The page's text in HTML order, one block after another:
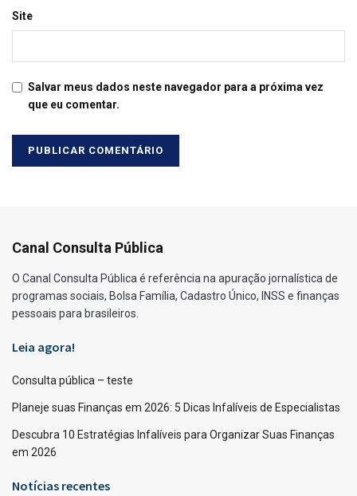
Site
Salvar meus dados neste navegador para a próxima vez
que eu comentar.
Canal Consulta Pública
O Canal Consulta Pública é referência na apuração jornalística de
programas sociais, Bolsa Família, Cadastro Único, INSS e finanças
pessoais para brasileiros.
Leia agora!
Consulta pública – teste
Planeje suas Finanças em 2026: 5 Dicas Infalíveis de Especialistas
Descubra 10 Estratégias Infalíveis para Organizar Suas Finanças
em 2026
Notícias recentes